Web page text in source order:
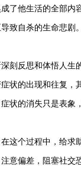
了他生活的全部内
致自杀的生命悲剧
刻反思和体悟人生
状的出现和往复，
状的消失只是表象
这个过程中，给求
意偏差，阻塞社交